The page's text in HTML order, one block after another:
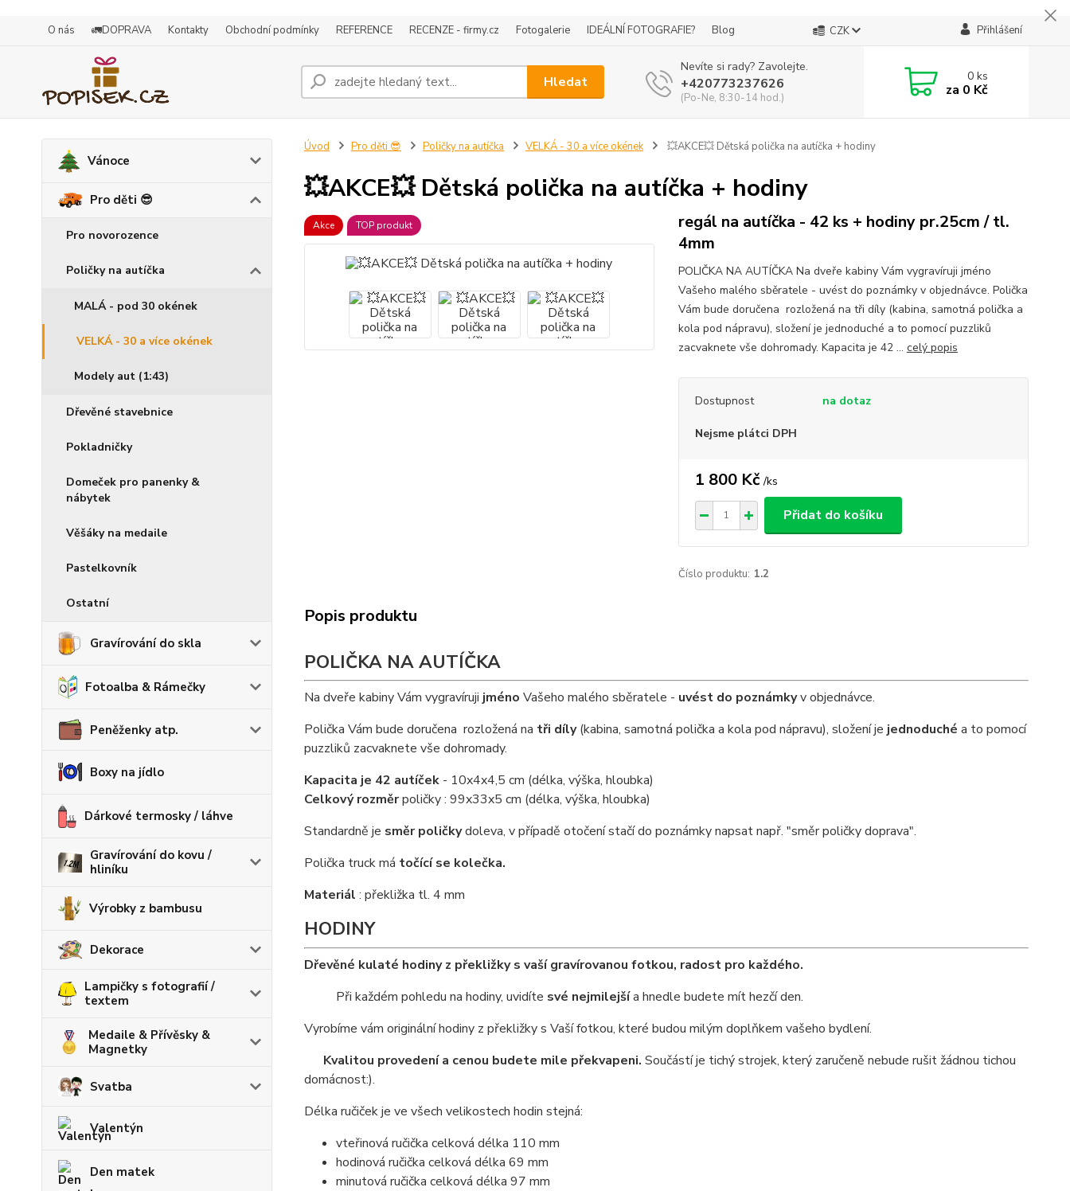
O nás 🚛DOPRAVA Kontakty Obchodní podmínky REFERENCE RECENZE - firmy.cz Fotogalerie IDEÁLNÍ FOTOGRAFIE? Blog CZK Přihlášení
Hledat
Nevíte si rady? Zavolejte.
+420773237626
(Po-Ne, 8:30-14 hod.)
0ks
za 0 Kč
Vánoce
Pro děti 😎
Pro novorozence
Poličky na autíčka
MALÁ - pod 30 okének
VELKÁ - 30 a více okének
Modely aut (1:43)
Dřevěné stavebnice
Pokladničky
Domeček pro panenky &
nábytek
Věšáky na medaile
Pastelkovník
Ostatní
Gravírování do skla
Fotoalba & Rámečky
Peněženky atp.
Boxy na jídlo
Dárkové termosky / láhve
Gravírování do kovu /
hliníku
Výrobky z bambusu
Dekorace
Lampičky s fotografií /
textem
Medaile & Přívěsky &
Magnetky
Svatba
Valentýn
Den matek
Úvod Pro děti 😎 Poličky na autíčka VELKÁ - 30 a více okének 💥AKCE💥 Dětská polička na autíčka + hodiny
💥AKCE💥 Dětská polička na autíčka + hodiny
Akce TOP produkt
regál na autíčka - 42 ks + hodiny pr.25cm / tl.
4mm
POLIČKA NA AUTÍČKA Na dveře kabiny Vám vygravíruji jméno
Vašeho malého sběratele - uvést do poznámky v objednávce. Polička
Vám bude doručena rozložená na tři díly (kabina, samotná polička a
kola pod nápravu), složení je jednoduché a to pomocí puzzliků
zacvaknete vše dohromady. Kapacita je 42 ... celý popis
Dostupnost na dotaz
Nejsme plátci DPH
1 800 Kč /ks
Přidat do košíku
Číslo produktu: 1.2
Popis produktu
POLIČKA NA AUTÍČKA
Na dveře kabiny Vám vygravíruji jméno Vašeho malého sběratele - uvést do poznámkyv objednávce.
Polička Vám bude doručena rozložená na tři díly(kabina, samotná polička a kola pod nápravu), složení je jednoduché a to pomocí
puzzliků zacvaknete vše dohromady.
Kapacita je 42 autíček- 10x4x4,5 cm (délka, výška, hloubka)
Celkový rozměrpoličky : 99x33x5 cm (délka, výška, hloubka)
Standardně je směr poličkydoleva, v případě otočení stačí do poznámky napsat např. "směr poličky doprava".
Polička truck má točící se kolečka.
Materiál : překližka tl. 4 mm
HODINY
Dřevěné kulaté hodiny z překližky s vaší gravírovanou fotkou, radost pro každého.
Při každém pohledu na hodiny, uvidíte své nejmilejšía hnedle budete mít hezčí den.
Vyrobíme vám originální hodiny z překližky s Vaší fotkou, které budou milým doplňkem vašeho bydlení.
Kvalitou provedení a cenou budete mile překvapeni. Součástí je tichý strojek, který zaručeně nebude rušit žádnou tichou
domácnost:).
Délka ručiček je ve všech velikostech hodin stejná:
vteřinová ručička celková délka 110 mm
hodinová ručička celková délka 69 mm
minutová ručička celková délka 97 mm